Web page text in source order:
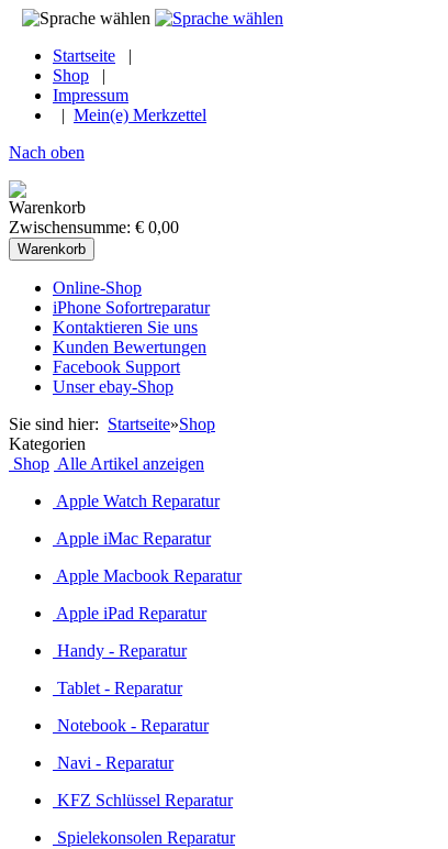
Startseite |
Shop |
Impressum
| Mein(e) Merkzettel
Nach oben
Warenkorb
Zwischensumme: € 0,00
Warenkorb
Online-Shop
iPhone Sofortreparatur
Kontaktieren Sie uns
Kunden Bewertungen
Facebook Support
Unser ebay-Shop
Sie sind hier: Startseite»Shop
Kategorien
Shop Alle Artikel anzeigen
Apple Watch Reparatur
Apple iMac Reparatur
Apple Macbook Reparatur
Apple iPad Reparatur
Handy - Reparatur
Tablet - Reparatur
Notebook - Reparatur
Navi - Reparatur
KFZ Schlüssel Reparatur
Spielekonsolen Reparatur